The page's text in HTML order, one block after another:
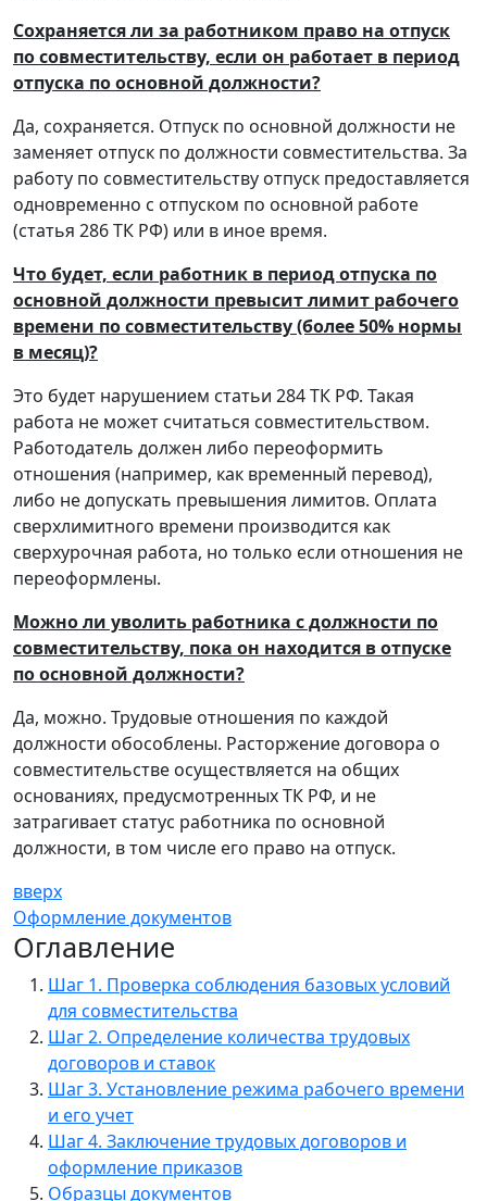
Сохраняется ли за работником право на отпуск
по совместительству, если он работает в период
отпуска по основной должности?
Да, сохраняется. Отпуск по основной должности не
заменяет отпуск по должности совместительства. За
работу по совместительству отпуск предоставляется
одновременно с отпуском по основной работе
(статья 286 ТК РФ) или в иное время.
Что будет, если работник в период отпуска по
основной должности превысит лимит рабочего
времени по совместительству (более 50% нормы
в месяц)?
Это будет нарушением статьи 284 ТК РФ. Такая
работа не может считаться совместительством.
Работодатель должен либо переоформить
отношения (например, как временный перевод),
либо не допускать превышения лимитов. Оплата
сверхлимитного времени производится как
сверхурочная работа, но только если отношения не
переоформлены.
Можно ли уволить работника с должности по
совместительству, пока он находится в отпуске
по основной должности?
Да, можно. Трудовые отношения по каждой
должности обособлены. Расторжение договора о
совместительстве осуществляется на общих
основаниях, предусмотренных ТК РФ, и не
затрагивает статус работника по основной
должности, в том числе его право на отпуск.
вверх
Оформление документов
Оглавление
Шаг 1. Проверка соблюдения базовых условий
для совместительства
Шаг 2. Определение количества трудовых
договоров и ставок
Шаг 3. Установление режима рабочего времени
и его учет
Шаг 4. Заключение трудовых договоров и
оформление приказов
Образцы документов